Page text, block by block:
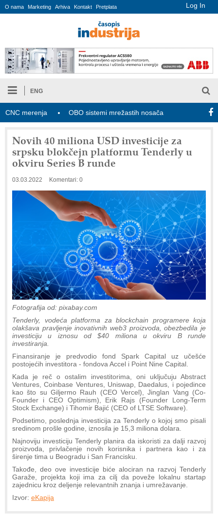
Log In
O nama Marketing Arhiva Kontakt Pretplata
ENG
merenja OBO sistemi mrežastih nosača kablova Novi
Novih 40 miliona USD investicije za
srpsku blokčejn platformu Tenderly u
okviru Series B runde
03.03.2022 Komentari: 0
Fotografija od: pixabay.com
Tenderly, vodeća platforma za blockchain programere koja
olakšava pravljenje inovativnih web3 proizvoda, obezbedila je
investiciju u iznosu od $40 miliona u okviru B runde
investiranja.
Finansiranje je predvodio fond Spark Capital uz učešće
postojećih investitora - fondova Accel i Point Nine Capital.
Kada je reč o ostalim investitorima, oni uključuju Abstract
Ventures, Coinbase Ventures, Uniswap, Daedalus, i pojedince
kao što su Giljermo Rauh (CEO Vercel), Jinglan Vang (Co-
Founder i CEO Optimism), Erik Rajs (Founder Long-Term
Stock Exchange) i Tihomir Bajić (CEO of LTSE Software).
Podsetimo, poslednja investicija za Tenderly o kojoj smo pisali
sredinom prošle godine, iznosila je 15,3 miliona dolara.
Najnoviju investiciju Tenderly planira da iskoristi za dalji razvoj
proizvoda, privlačenje novih korisnika i partnera kao i za
širenje tima u Beogradu i San Francisku.
Takođe, deo ove investicije biće alociran na razvoj Tenderly
Garaže, projekta koji ima za cilj da poveže lokalnu startap
zajednicu kroz deljenje relevantnih znanja i umrežavanje.
Izvor: eKapija